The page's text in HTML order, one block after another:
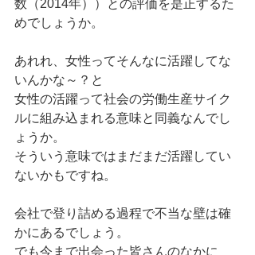
数（2014年））との評価を是正するた
めでしょうか。
あれれ、女性ってそんなに活躍してな
いんかな～？と
女性の活躍って社会の労働生産サイク
ルに組み込まれる意味と同義なんでし
ょうか。
そういう意味ではまだまだ活躍してい
ないかもですね。
会社で登り詰める過程で不当な壁は確
かにあるでしょう。
でも今まで出会った皆さんのなかに